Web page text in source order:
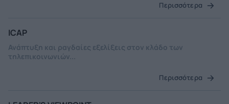
Περισσότερα
ICAP
Ανάπτυξη και ραγδαίες εξελίξεις στον κλάδο των
τηλεπικοινωνιών...
Περισσότερα